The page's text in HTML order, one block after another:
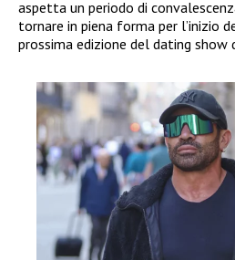
aspetta un periodo di
tornare in piena forma per l’inizio
prossima edizione del dating show